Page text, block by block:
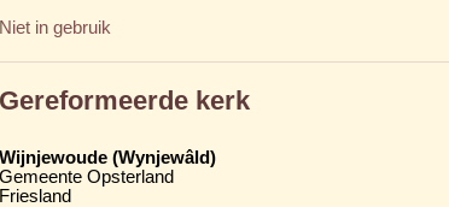
Niet in gebruik
Gereformeerde kerk
Wijnjewoude (Wynjewâld)
Gemeente Opsterland
Friesland